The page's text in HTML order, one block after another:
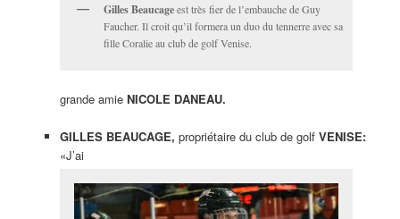
Gilles Beaucageest très fier de l’embauche de Guy
Faucher. Il croit qu’il formera un duo du tennerre avec sa
fille Coralie au club de golf Venise.
grande amie NICOLE DANEAU.
GILLES BEAUCAGE, propriétaire du club de golf VENISE:
«J’ai